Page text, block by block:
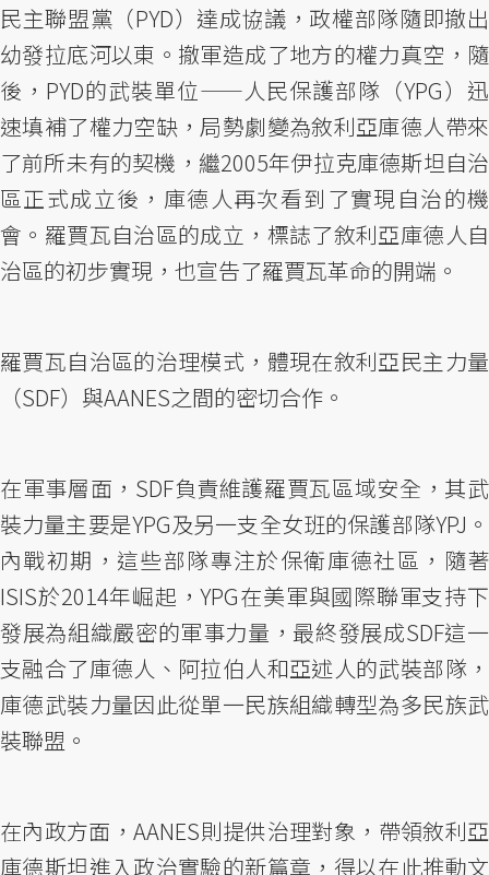
民主聯盟黨（PYD）達成協議，政權部隊隨即撤出
幼發拉底河以東。撤軍造成了地方的權力真空，隨
後，PYD的武裝單位——人民保護部隊（YPG）迅
速填補了權力空缺，局勢劇變為敘利亞庫德人帶來
了前所未有的契機，繼2005年伊拉克庫德斯坦自治
區正式成立後，庫德人再次看到了實現自治的機
會。羅賈瓦自治區的成立，標誌了敘利亞庫德人自
治區的初步實現，也宣告了羅賈瓦革命的開端。
羅賈瓦自治區的治理模式，體現在敘利亞民主力量
（SDF）與AANES之間的密切合作。
在軍事層面，SDF負責維護羅賈瓦區域安全，其武
裝力量主要是YPG及另一支全女班的保護部隊YPJ。
內戰初期，這些部隊專注於保衛庫德社區，隨著
ISIS於2014年崛起，YPG在美軍與國際聯軍支持下
發展為組織嚴密的軍事力量，最終發展成SDF這一
支融合了庫德人、阿拉伯人和亞述人的武裝部隊，
庫德武裝力量因此從單一民族組織轉型為多民族武
裝聯盟。
在內政方面，AANES則提供治理對象，帶領敘利亞
庫德斯坦進入政治實驗的新篇章，得以在此推動文